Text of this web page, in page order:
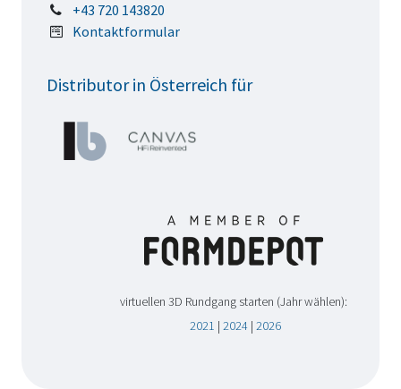
Distributor in Österreich für
virtuellen 3D Rundgang starten (Jahr wählen):
2021 | 2024| 2026
+43 720 143820
Kontaktformular